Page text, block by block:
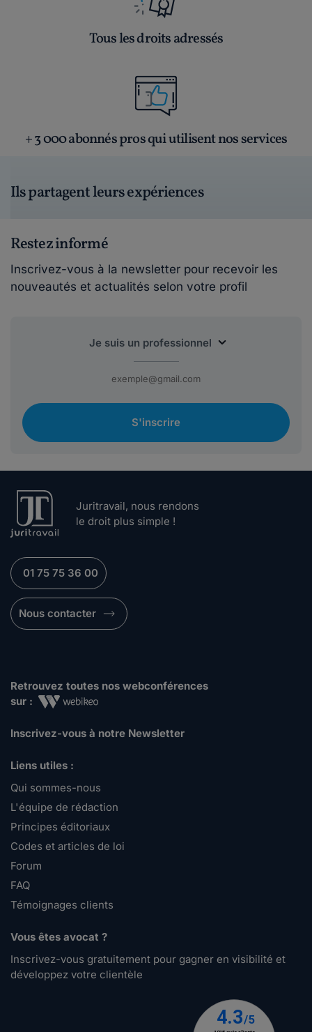
Tous les droits adressés
+ 3 000 abonnés pros qui utilisent nos services
Ils partagent leurs expériences
Restez informé
Inscrivez-vous à la newsletter pour recevoir les
nouveautés et actualités selon votre profil
S'inscrire
Juritravail, nous rendons
le droit plus simple !
01 75 75 36 00
Nous contacter
Retrouvez toutes nos webconférences
sur :
Inscrivez-vous à notre Newsletter
Liens utiles :
Qui sommes-nous
L'équipe de rédaction
Principes éditoriaux
Codes et articles de loi
Forum
FAQ
Témoignages clients
Vous êtes avocat ?
Inscrivez-vous gratuitement pour gagner en visibilité et
développez votre clientèle